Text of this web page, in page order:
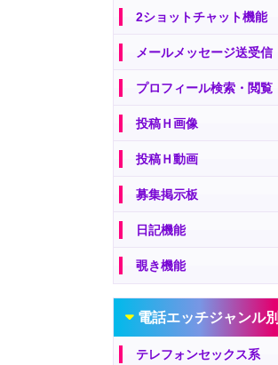
2ショットチャット機能
メールメッセージ送受信
プロフィール検索・閲覧
投稿Ｈ画像
投稿Ｈ動画
募集掲示板
日記機能
覗き機能
電話エッチジャンル別
テレフォンセックス系